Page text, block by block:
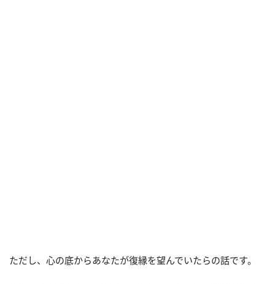
ただし、心の底からあなたが復縁を望んでいたらの話です。